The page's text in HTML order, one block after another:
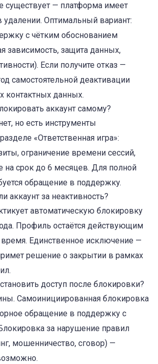
существует — платформа имеет
удалении. Оптимальный вариант:
с чётким обоснованием
зависимость, защита данных,
Если получите отказ —
самостоятельной деактивации
контактных данных.
аккаунт самому?
но есть инструменты
«Ответственная игра»:
ограничение времени сессий,
на срок до 6 месяцев. Для полной
обращение в поддержку.
аккаунт за неактивность?
автоматическую блокировку
Профиль остаётся действующим
время. Единственное исключение —
решение о закрытии в рамках
доступ после блокировки?
Самоинициированная блокировка
обращение в поддержку с
за нарушение правил
мошенничество, сговор) —